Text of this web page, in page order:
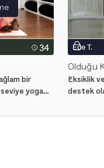
bir
yoga
Olduğu
Eksiklik
destek